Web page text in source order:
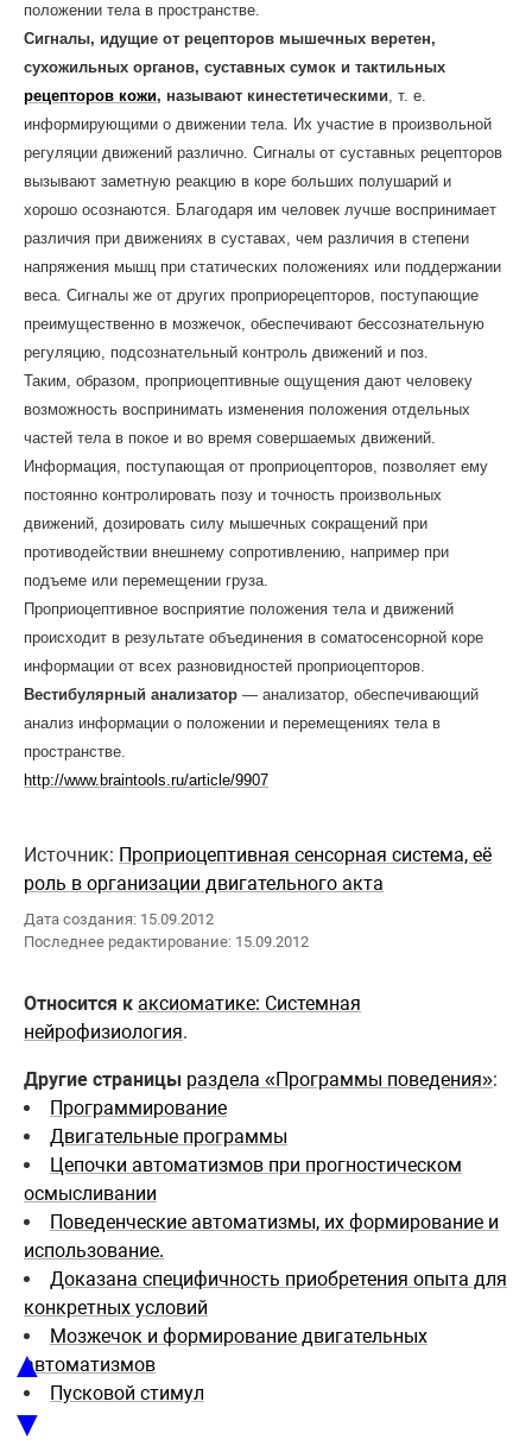
положении тела в пространстве.
Сигналы, идущие от рецепторов мышечных веретен,
сухожильных органов, суставных сумок и тактильных
рецепторов кожи, называют кинестетическими, т. е.
информирующими о движении тела. Их участие в произвольной
регуляции движений различно. Сигналы от суставных рецепторов
вызывают заметную реакцию в коре больших полушарий и
хорошо осознаются. Благодаря им человек лучше воспринимает
различия при движениях в суставах, чем различия в степени
напряжения мышц при статических положениях или поддержании
веса. Сигналы же от других проприорецепторов, поступающие
преимущественно в мозжечок, обеспечивают бессознательную
регуляцию, подсознательный контроль движений и поз.
Таким, образом, проприоцептивные ощущения дают человеку
возможность воспринимать изменения положения отдельных
частей тела в покое и во время совершаемых движений.
Информация, поступающая от проприоцепторов, позволяет ему
постоянно контролировать позу и точность произвольных
движений, дозировать силу мышечных сокращений при
противодействии внешнему сопротивлению, например при
подъеме или перемещении груза.
Проприоцептивное восприятие положения тела и движений
происходит в результате объединения в соматосенсорной коре
информации от всех разновидностей проприоцепторов.
Вестибулярный анализатор — анализатор, обеспечивающий
анализ информации о положении и перемещениях тела в
пространстве.
http://www.braintools.ru/article/9907
Источник: Проприоцептивная сенсорная система, её
роль в организации двигательного акта
Дата создания: 15.09.2012
Последнее редактирование: 15.09.2012
Относится к аксиоматике: Системная
нейрофизиология.
Другие страницы раздела «Программы поведения»:
Программирование
Двигательные программы
Цепочки автоматизмов при прогностическом
осмысливании
Поведенческие автоматизмы, их формирование и
использование.
Доказана специфичность приобретения опыта для
конкретных условий
Мозжечок и формирование двигательных
автоматизмов
Пусковой стимул
▲
▼